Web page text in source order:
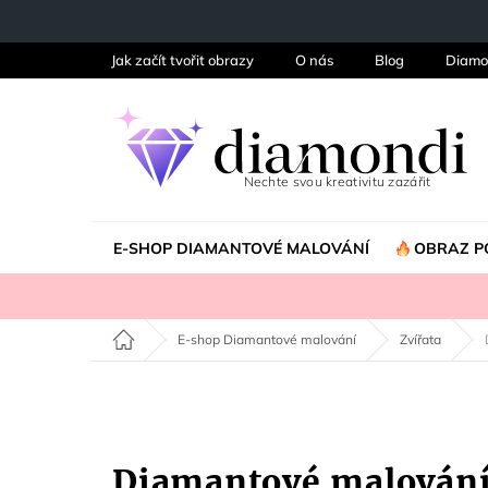
Jak začít tvořit obrazy O nás Blog
E-SHOP DIAMANTOVÉ MALOVÁNÍ OBRAZ
Domů E-shop Diamantové malování Zvířata